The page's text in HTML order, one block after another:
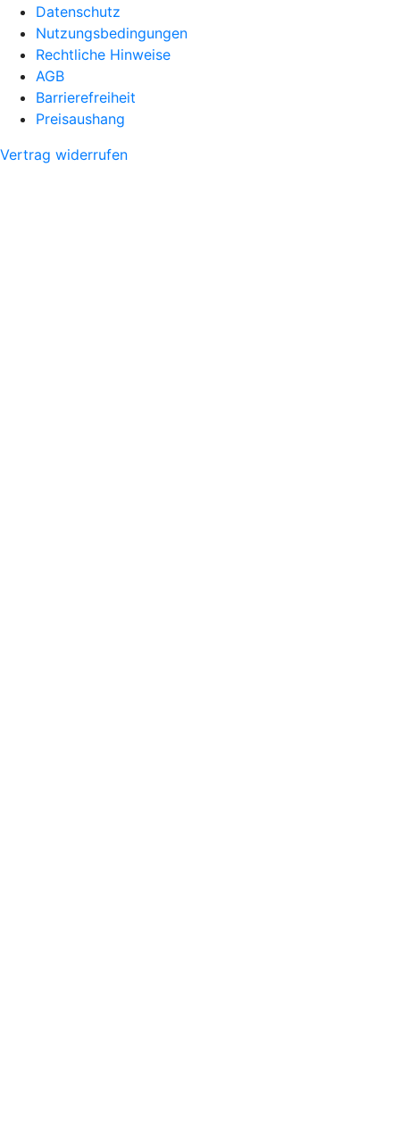
Datenschutz
Nutzungsbedingungen
Rechtliche Hinweise
AGB
Barrierefreiheit
Preisaushang
Vertrag widerrufen